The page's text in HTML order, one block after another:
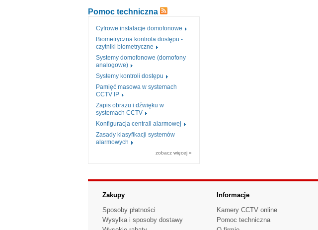
Pomoc techniczna
Cyfrowe instalacje domofonowe
Biometryczna kontrola dostępu -
czytniki biometryczne
Systemy domofonowe (domofony
analogowe)
Systemy kontroli dostępu
Pamięć masowa w systemach
CCTV IP
Zapis obrazu i dźwięku w
systemach CCTV
Konfiguracja centrali alarmowej
Zasady klasyfikacji systemów
alarmowych
zobacz więcej »
Zakupy
Sposoby płatności
Wysyłka i sposoby dostawy
Informacje
Kamery CCTV online
Pomoc techniczna